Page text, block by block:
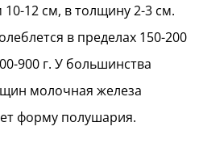
12 см, в толщину 2-3 см.
в пределах 150-200
900 г. У большинства
молочная железа
форму полушария.